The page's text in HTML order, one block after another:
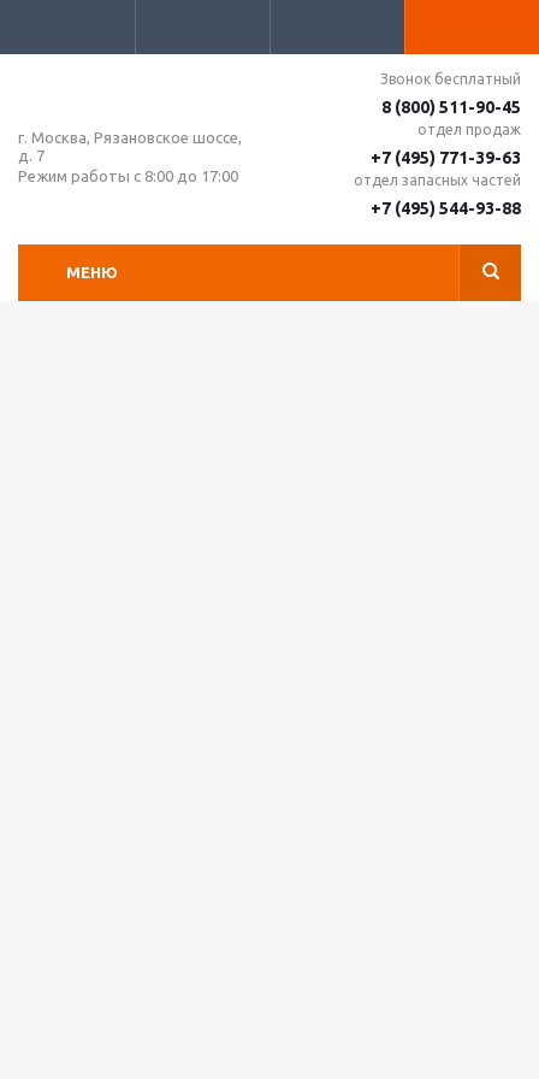
г. Москва, Рязановское шоссе,
д. 7
Режим работы с 8:00 до 17:00
Звонок бесплатный
8 (800) 511-90-45
отдел продаж
+7 (495) 771-39-63
отдел запасных частей
+7 (495) 544-93-88
МЕНЮ